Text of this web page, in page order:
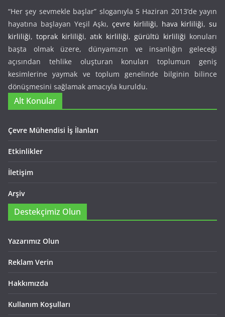
“Her şey sevmekle başlar” sloganıyla 5 Haziran 2013’de yayın
hayatına başlayan Yeşil Aşkı, çevre kirliliği, hava kirliliği, su
kirliliği,toprak kirliliği,atık kirliliği,gürültü kirliliği konuları
başta olmak üzere, dünyamızın ve insanlığın geleceği
açısından tehlike oluşturan konuları toplumun geniş
kesimlerine yaymak ve toplum genelinde bilginin bilince
dönüşmesini sağlamak amacıyla kuruldu.
Alt Konular
Çevre Mühendisi İş İlanları
Etkinlikler
İletişim
Arşiv
Destekçimiz Olun
Yazarımız Olun
Reklam Verin
Hakkımızda
Kullanım Koşulları